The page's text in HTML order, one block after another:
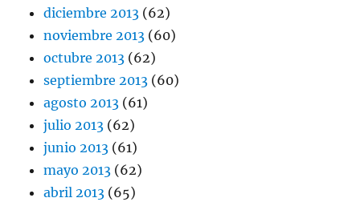
diciembre 2013 (62)
noviembre 2013 (60)
octubre 2013 (62)
septiembre 2013 (60)
agosto 2013 (61)
julio 2013 (62)
junio 2013 (61)
mayo 2013 (62)
abril 2013 (65)